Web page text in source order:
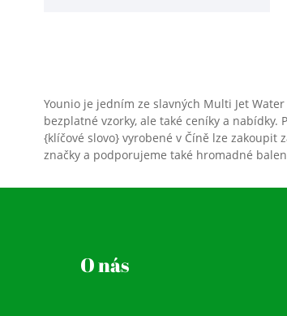
Younio je jedním ze slavných Multi Jet
bezplatné vzorky, ale také ceníky a
{klíčové slovo} vyrobené v Číně lze
značky a podporujeme také hromadné
O nás